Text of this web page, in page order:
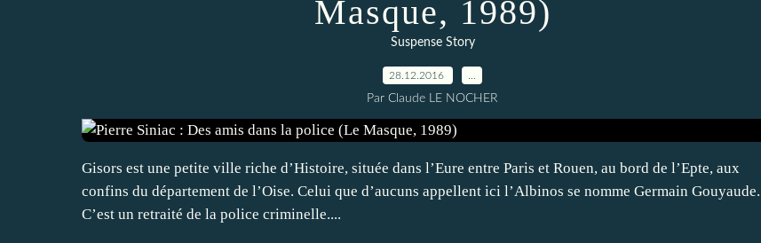
Masque, 1989)
Suspense Story
28.12.2016
Par Claude LE NOCHER
Gisors est une petite ville riche d’Histoire, située dans l’Eure entre Paris et Rouen, au bord de l’Epte, aux
confins du département de l’Oise. Celui que d’aucuns appellent ici l’Albinos se nomme Germain Gouyaude.
C’est un retraité de la police criminelle....